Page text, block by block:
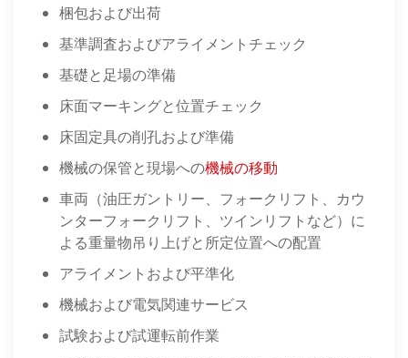
梱包および出荷
基準調査およびアライメントチェック
基礎と足場の準備
床面マーキングと位置チェック
床固定具の削孔および準備
機械の保管と現場への機械の移動
車両（油圧ガントリー、フォークリフト、カウ
ンターフォークリフト、ツインリフトなど）に
よる重量物吊り上げと所定位置への配置
アライメントおよび平準化
機械および電気関連サービス
試験および試運転前作業